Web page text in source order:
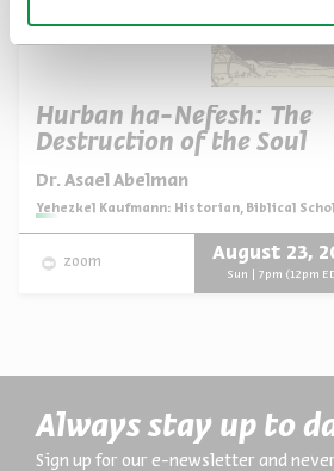
Hurban ha-Nefesh: The
Destruction of the Soul
Dr. Asael Abelman
Series:
Yehezkel Kaufmann: Historian, Biblical
zoom August 23,
Sun | 7pm (12pm
Always stay up to
Sign up for our e-newsletter and